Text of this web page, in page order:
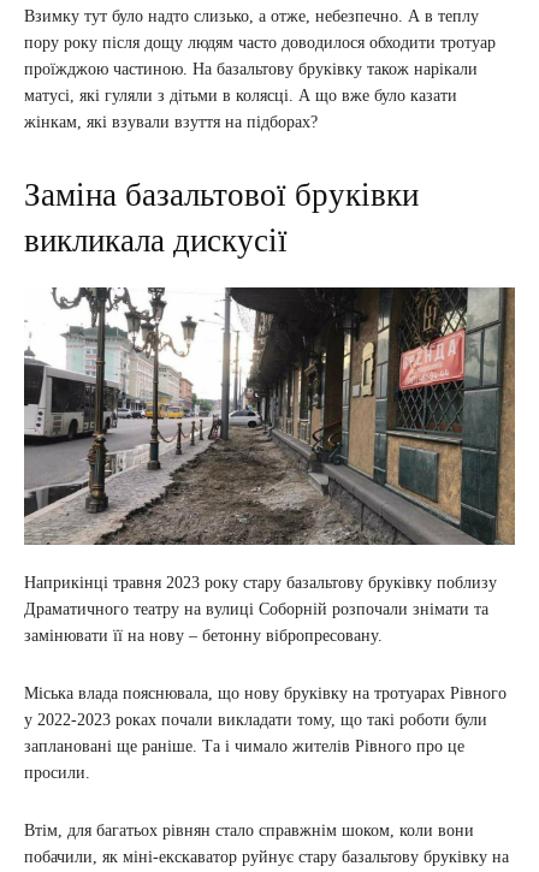
Взимку тут було надто слизько, а отже, небезпечно. А в теплу
пору року після дощу людям часто доводилося обходити тротуар
проїжджою частиною. На базальтову бруківку також нарікали
матусі, які гуляли з дітьми в колясці. А що вже було казати
жінкам, які взували взуття на підборах?
Заміна базальтової бруківки
викликала дискусії
Наприкінці травня 2023 року стару базальтову бруківку поблизу
Драматичного театру на вулиці Соборній розпочали знімати та
замінювати її на нову – бетонну вібропресовану.
Міська влада пояснювала, що нову бруківку на тротуарах Рівного
у 2022-2023 роках почали викладати тому, що такі роботи були
заплановані ще раніше. Та і чимало жителів Рівного про це
просили.
Втім, для багатьох рівнян стало справжнім шоком, коли вони
побачили, як міні-екскаватор руйнує стару базальтову бруківку на